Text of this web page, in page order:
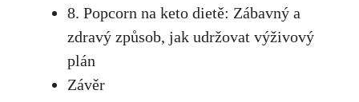
8. Popcorn na keto dietě: Zábavný a
zdravý​ způsob, jak udržovat výživový
plán
Závěr